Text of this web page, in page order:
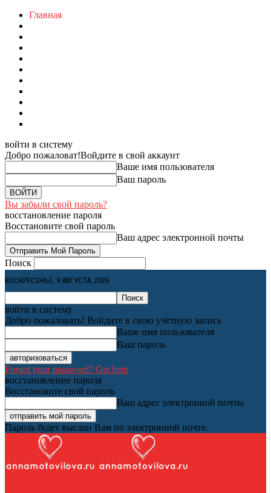
Главная
войти в систему
Добро пожаловат!Войдите в свой аккаунт
Ваше имя пользователя
Ваш пароль
Вы забыли свой пароль?
восстановление пароля
Восстановите свой пароль
Ваш адрес электронной почты
Поиск
ВОСКРЕСЕНЬЕ, 9 АВГУСТА, 2026
войти в систему
Добро пожаловать! Войдите в свою учётную запись
Ваше имя пользователя
Ваш пароль
Forgot your password? Get help
восстановление пароля
Восстановите свой пароль
Ваш адрес электронной почты
Пароль будет выслан Вам по электронной почте.